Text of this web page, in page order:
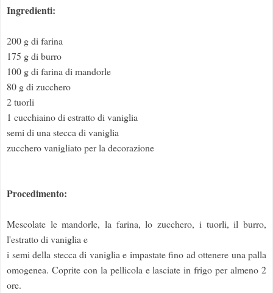
Ingredienti:
200 g di farina
175 g di burro
100 g di farina di mandorle
80 g di zucchero
2 tuorli
1 cucchiaino di estratto di vaniglia
semi di una stecca di vaniglia
zucchero vanigliato per la decorazione
Procedimento:
Mescolate le mandorle, la farina, lo zucchero, i tuorli, il burro,
l'estratto di vaniglia e
i semi della stecca di vaniglia e impastate fino ad ottenere una palla
omogenea. Coprite con la pellicola e lasciate in frigo per almeno 2
ore.